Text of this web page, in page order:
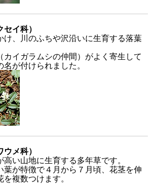
イ科）
け、川のふちや沢沿いに生育する落葉
カイガラムシの仲間）がよく寄生して
が付けられました。
メ科）
い山地に生育する多年草です。
葉が特徴で４月から７月頃、花茎を伸
複数つけます。